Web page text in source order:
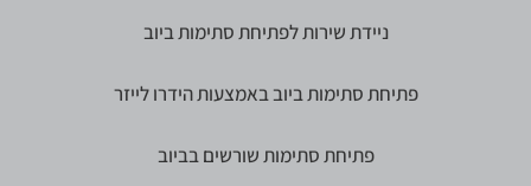
ניידת שירות לפתיחת סתימות ביוב
פתיחת סתימות ביוב באמצעות הידרו לייזר
פתיחת סתימות שורשים בביוב